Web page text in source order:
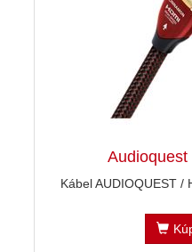
Audioquest
Kábel AUDIOQUEST /